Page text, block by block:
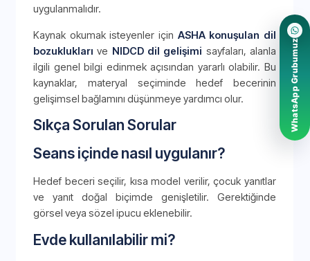
uygulanmalıdır.
Kaynak okumak isteyenler için ASHA konuşulan dil
bozuklukları ve NIDCD dil gelişimi sayfaları, alanla
ilgili genel bilgi edinmek açısından yararlı olabilir. Bu
kaynaklar, materyal seçiminde hedef becerinin
gelişimsel bağlamını düşünmeye yardımcı olur.
Sıkça Sorulan Sorular
Seans içinde nasıl uygulanır?
Hedef beceri seçilir, kısa model verilir, çocuk yanıtlar
ve yanıt doğal biçimde genişletilir. Gerektiğinde
görsel veya sözel ipucu eklenebilir.
Evde kullanılabilir mi?
WhatsApp Grubumuz